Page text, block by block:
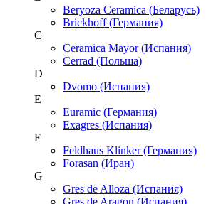
Beryoza Ceramica (Беларусь)
Brickhoff (Германия)
C
Ceramica Mayor (Испания)
Cerrad (Польша)
D
Dvomo (Испания)
E
Euramic (Германия)
Exagres (Испания)
F
Feldhaus Klinker (Германия)
Forasan (Иран)
G
Gres de Alloza (Испания)
Gres de Aragon (Испания)